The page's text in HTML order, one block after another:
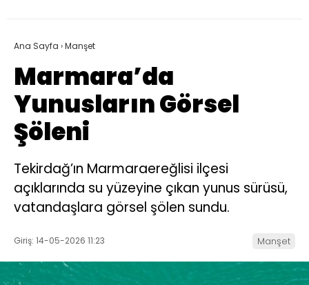
Ana Sayfa ›Manşet
Marmara’da
Yunusların Görsel
Şöleni
Tekirdağ’ın Marmaraereğlisi ilçesi
açıklarında su yüzeyine çıkan yunus sürüsü,
vatandaşlara görsel şölen sundu.
Giriş: 14-05-2026 11:23 Manşet